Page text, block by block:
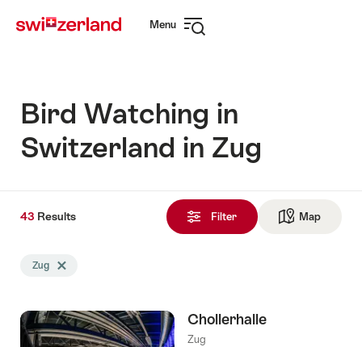
navigation
Menu
Bird Watching in
Switzerland in Zug
Results
Filter Map
43 Results
filtered
following
Zug Delete Zug tag
Chollerhalle
Zug